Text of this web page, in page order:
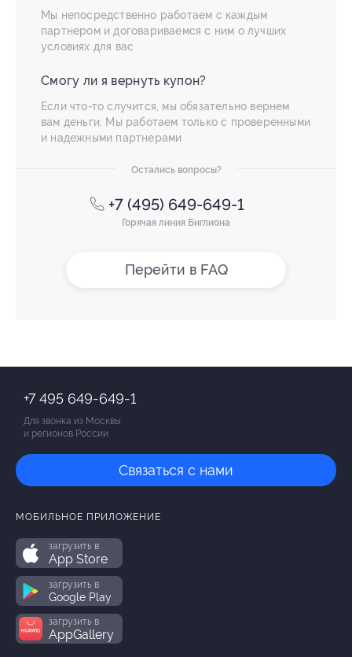
Мы непосредственно работаем с каждым
партнером и договариваемся с ним о лучших
условиях для вас
Смогу ли я вернуть купон?
Если что-то случится, мы обязательно вернем
вам деньги. Мы работаем только с проверенными
и надежными партнерами
Остались вопросы?
+7 (495) 649-649-1
Горячая линия Биглиона
Перейти в FAQ
+7 495 649-649-1
Для звонка из Москвы
и регионов России
Связаться с нами
МОБИЛЬНОЕ ПРИЛОЖЕНИЕ
загрузить в
App Store
загрузить в
Google Play
загрузить в
AppGallery